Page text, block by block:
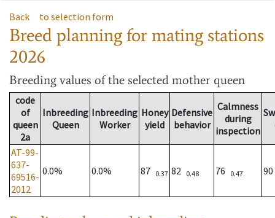
Back to selection form
Breed planning for mating stations
2026
Breeding values of the selected mother queen
code
of
queen
2a
Inbreeding
Queen
Inbreeding
Worker
Honey
yield
Defensive
behavior
Calmness
during
inspection
AT-99-
637-
69516-
2012
0.0% 0.0% 87 0.37 82 0.48 76 0.47